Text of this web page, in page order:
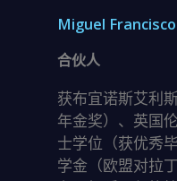
Miguel
合伙人
获布宜诺斯艾利
年金奖）、英国
士学位（获优秀
学金（欧盟对拉